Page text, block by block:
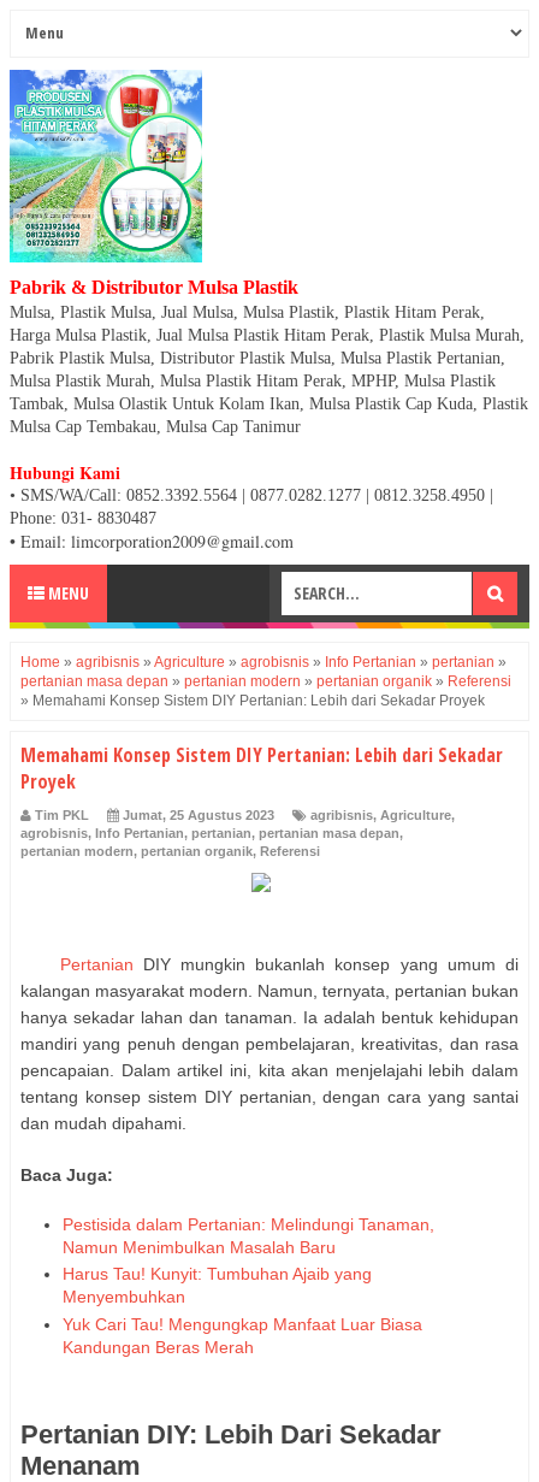
Pabrik & Distributor Mulsa Plastik
Mulsa, Plastik Mulsa, Jual Mulsa, Mulsa Plastik, Plastik Hitam Perak,
Harga Mulsa Plastik, Jual Mulsa Plastik Hitam Perak, Plastik Mulsa Murah,
Pabrik Plastik Mulsa, Distributor Plastik Mulsa, Mulsa Plastik Pertanian,
Mulsa Plastik Murah, Mulsa Plastik Hitam Perak, MPHP, Mulsa Plastik
Tambak, Mulsa Olastik Untuk Kolam Ikan, Mulsa Plastik Cap Kuda, Plastik
Mulsa Cap Tembakau, Mulsa Cap Tanimur
Hubungi Kami
• SMS/WA/Call: 0852.3392.5564 | 0877.0282.1277 | 0812.3258.4950
Phone: 031- 8830487
• Email: limcorporation2009@gmail.com
MENU
Home » agribisnis » Agriculture » agrobisnis » Info Pertanian » pertanian »
pertanian masa depan » pertanian modern » pertanian organik » Referensi
» Memahami Konsep Sistem DIY Pertanian: Lebih dari Sekadar Proyek
Memahami Konsep Sistem DIY Pertanian: Lebih dari Sekadar
Proyek
Tim PKL Jumat, 25 Agustus 2023 agribisnis, Agriculture,
agrobisnis, Info Pertanian, pertanian, pertanian masa depan,
pertanian modern, pertanian organik, Referensi
Pertanian DIY mungkin bukanlah konsep yang umum di
kalangan masyarakat modern. Namun, ternyata, pertanian bukan
hanya sekadar lahan dan tanaman. Ia adalah bentuk kehidupan
mandiri yang penuh dengan pembelajaran, kreativitas, dan rasa
pencapaian. Dalam artikel ini, kita akan menjelajahi lebih dalam
tentang konsep sistem DIY pertanian, dengan cara yang santai
dan mudah dipahami.
Baca Juga:
Pestisida dalam Pertanian: Melindungi Tanaman,
Namun Menimbulkan Masalah Baru
Harus Tau! Kunyit: Tumbuhan Ajaib yang
Menyembuhkan
Yuk Cari Tau! Mengungkap Manfaat Luar Biasa
Kandungan Beras Merah
Pertanian DIY: Lebih Dari Sekadar
Menanam